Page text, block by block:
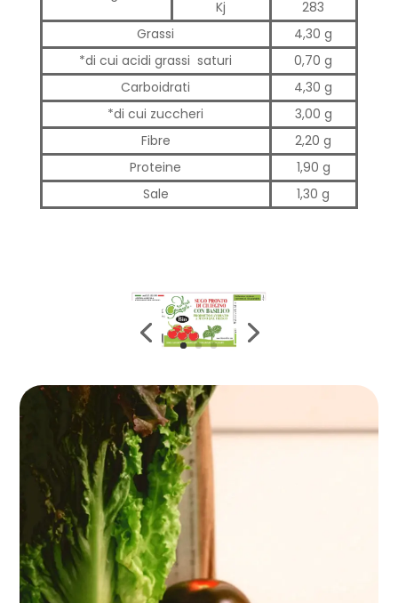
Kj
283
Grassi
4,30 g
*di cui acidi grassi saturi
0,70 g
Carboidrati
4,30 g
*di cui zuccheri
3,00 g
Fibre
2,20 g
Proteine
1,90 g
Sale
1,30 g